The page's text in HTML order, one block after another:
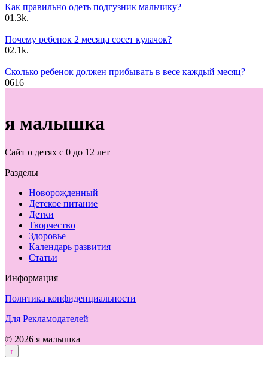
Как правильно одеть подгузник мальчику?
01.3k.
Почему ребенок 2 месяца сосет кулачок?
02.1k.
Сколько ребенок должен прибывать в весе каждый месяц?
0616
я малышка
Сайт о детях с 0 до 12 лет
Разделы
Новорожденный
Детское питание
Детки
Творчество
Здоровье
Календарь развития
Статьи
Информация
Политика конфиденциальности
Для Рекламодателей
© 2026 я малышка